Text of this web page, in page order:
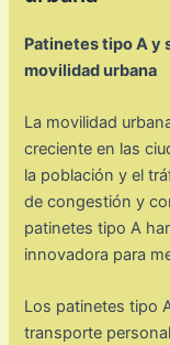
Patinetes tipo A y
movilidad urbana
La movilidad
creciente en las
la población y el
de congestión y
patinetes tipo A
innovadora para
Los patinetes tipo
transporte